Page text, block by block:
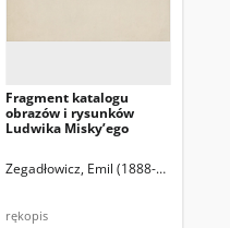
Reischer Leopold (red. naczelny)
Fragment katalogu
obrazów i rysunków
Ludwika Misky’ego
Zegadłowicz, Emil (1888-1941)
rękopis